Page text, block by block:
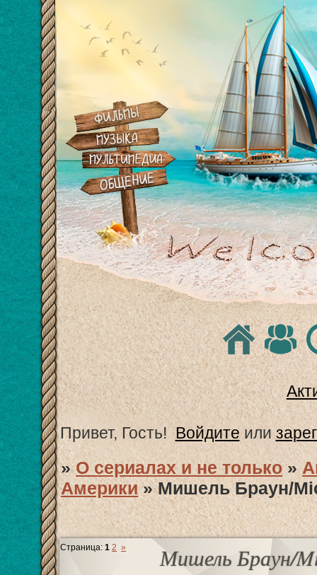
Привет, Гость! Войдитеили
»О сериалах и не только »
Америки »Мишель Браун/
Мишель Браун/
Страница:1 2 »